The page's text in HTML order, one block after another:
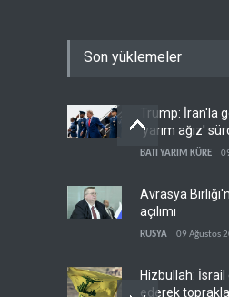
Son yüklemeler
Trump: İran'la
'yarım ağız'
BATI YARIM KÜRE
Avrasya
açılımı
RUSYA 09 Ağustos
Hizbullah:
ederek